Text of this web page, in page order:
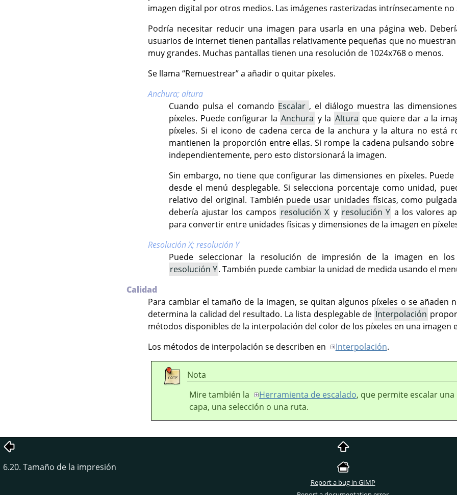
imagen digital por otros medios. Las imágenes rasterizadas intrínsecamente no
Podría necesitar reducir una imagen para usarla en una página web.
usuarios de internet tienen pantallas relativamente pequeñas que no
muy grandes. Muchas pantallas tienen una resolución de 1024x768 o menos.
Se llama “Remuestrear”a añadir o quitar píxeles.
Anchura; altura
Cuando pulsa el comando Escalar , el diálogo muestra las
píxeles. Puede configurar la Anchura y la Altura que quiere dar a la
píxeles. Si el icono de cadena cerca de la anchura y la altura no está
mantienen la proporción entre ellas. Si rompe la cadena pulsando sobre
independientemente, pero esto distorsionará la imagen.
Sin embargo, no tiene que configurar las dimensiones en píxeles.
desde el menú desplegable. Si selecciona porcentaje como unidad,
relativo del original. También puede usar unidades físicas, como
debería ajustar los campos resolución X y resolución Y a los valores
para convertir entre unidades físicas y dimensiones de la imagen en
Resolución X; resolución Y
Puede seleccionar la resolución de impresión de la imagen en los
resolución Y. También puede cambiar la unidad de medida usando el
Calidad
Para cambiar el tamaño de la imagen, se quitan algunos píxeles o se añaden
determina la calidad del resultado. La lista desplegable de Interpolación
métodos disponibles de la interpolación del color de los píxeles en una imagen
Los métodos de interpolación se describen en
Interpolación.
Nota
Mire también la
Herramienta de escalado, que permite escalar una
capa, una selección o una ruta.
6.20. Tamaño de la impresión
Report a bug in GIMP